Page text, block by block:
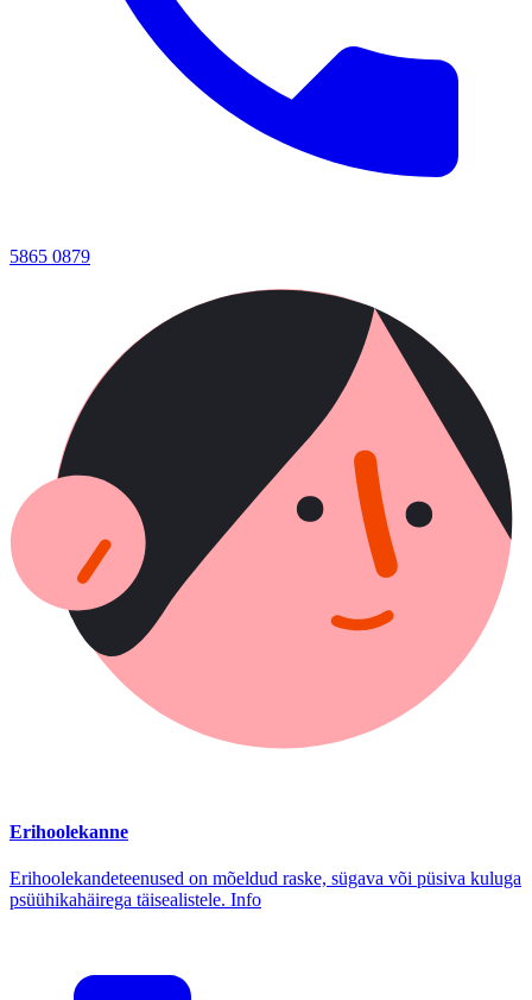
5865 0879
Erihoolekanne
Erihoolekandeteenused on mõeldud raske, sügava või püsiva kuluga
psüühikahäirega täisealistele. Info